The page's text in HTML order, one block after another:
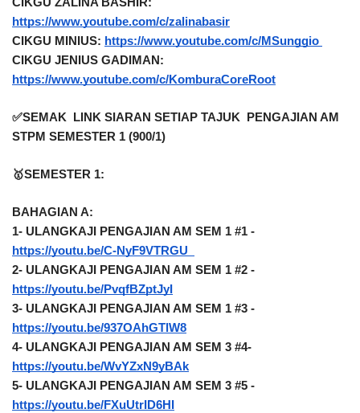
https://www.youtube.com/c/zalinabasir
CIKGU MINIUS: https://www.youtube.com/c/MSunggio
https://www.youtube.com/c/KomburaCoreRoot
✅SEMAK  LINK SIARAN SETIAP TAJUK  PENGAJIAN AM
STPM SEMESTER 1 (900/1)
🥇SEMESTER 1:
BAHAGIAN A:
https://youtu.be/C-NyF9VTRGU
https://youtu.be/PvqfBZptJyI
https://youtu.be/937OAhGTlW8
https://youtu.be/WvYZxN9yBAk
https://youtu.be/FXuUtrID6HI